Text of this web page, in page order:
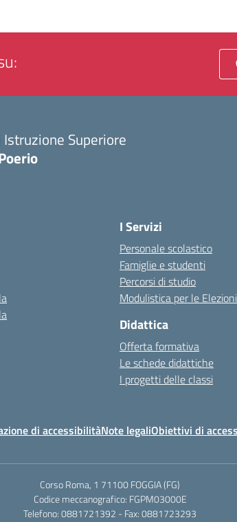
Superiore
I Servizi
Personale scolastico
Famiglie e studenti
Percorsi di studio
Modulistica per le Elezioni
Didattica
Offerta formativa
Le schede didattiche
I progetti delle classi
di accessibilitàNote legaliObiettivi di
Corso Roma, 1 71100 FOGGIA (FG)
Codice meccanografico: FGPM03000E
Telefono: 0881721392 - Fax: 0881723293